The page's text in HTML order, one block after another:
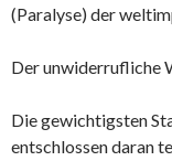
(Paralyse) der
Der unwiderrufliche
Die gewichtigsten
entschlossen daran